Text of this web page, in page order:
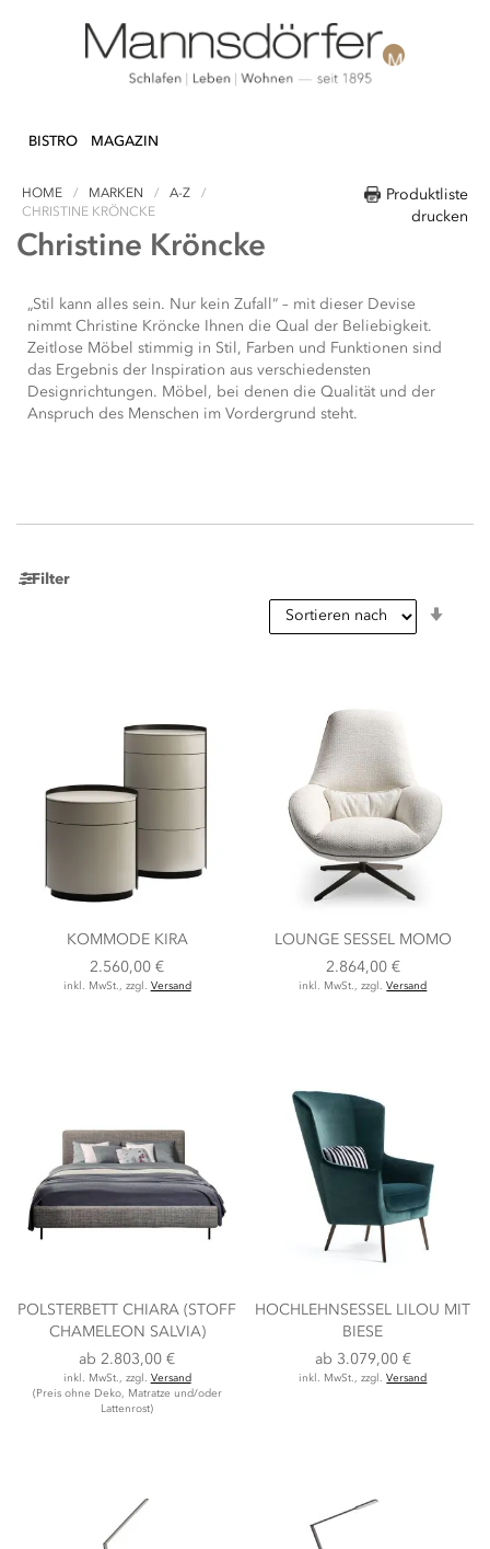
zum
BISTRO MAGAZIN
Produktliste
drucken
HOME MARKEN
A-Z
CHRISTINE KRÖNCKE
Christine Kröncke
„Stil kann alles sein. Nur kein Zufall“ – mit dieser Devise
nimmt Christine Kröncke Ihnen die Qual der Beliebigkeit.
Zeitlose Möbel stimmig in Stil, Farben und Funktionen sind
das Ergebnis der Inspiration aus verschiedensten
Designrichtungen. Möbel, bei denen die Qualität und der
Anspruch des Menschen im Vordergrund steht.
Filter
KOMMODE KIRA
2.560,00 €
inkl. MwSt., zzgl. Versand
LOUNGE SESSEL MOMO
2.864,00 €
inkl. MwSt., zzgl.Versand
POLSTERBETT CHIARA (STOFF
CHAMELEON SALVIA)
ab2.803,00 €
inkl. MwSt., zzgl. Versand
(Preis ohne Deko, Matratze und/oder
Lattenrost)
HOCHLEHNSESSEL LILOU MIT
BIESE
ab 3.079,00 €
inkl. MwSt., zzgl.Versand